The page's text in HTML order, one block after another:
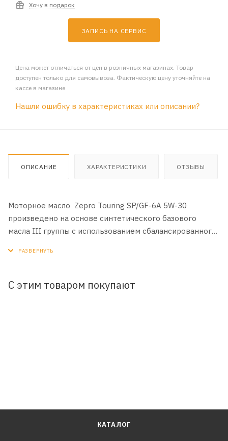
Хочу в подарок
ЗАПИСЬ НА СЕРВИС
Цена может отличаться от цен в розничных магазинах. Товар
доступен только для самовывоза. Фактическую цену уточняйте на
кассе в магазине
Нашли ошибку в характеристиках или описании?
ОПИСАНИЕ ХАРАКТЕРИСТИКИ ОТЗЫВЫ
Моторное масло Zepro Touring SP/GF-6A 5W-30
произведено на основе синтетического базового
масла III группы с использованием сбалансированного
Всесезонное синтетическое энергосберегающее
С этим товаром покупают
КАТАЛОГ